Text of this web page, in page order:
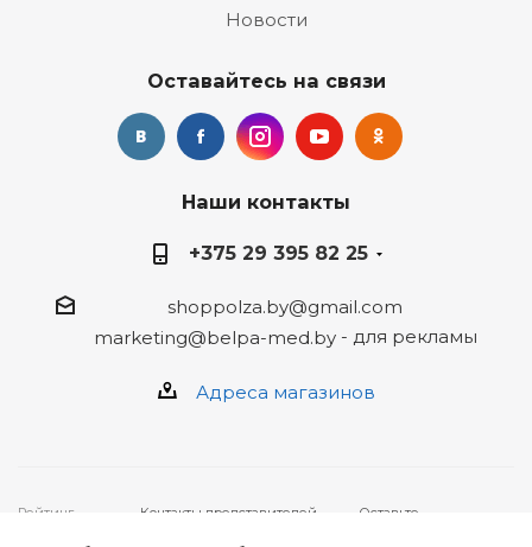
Новости
Оставайтесь на связи
Наши контакты
+375 29 395 82 25
shoppolza.by@gmail.com
marketing@belpa-med.by- для рекламы
Адреса магазинов
Рейтинг
Контакты представителей,
Оставьте